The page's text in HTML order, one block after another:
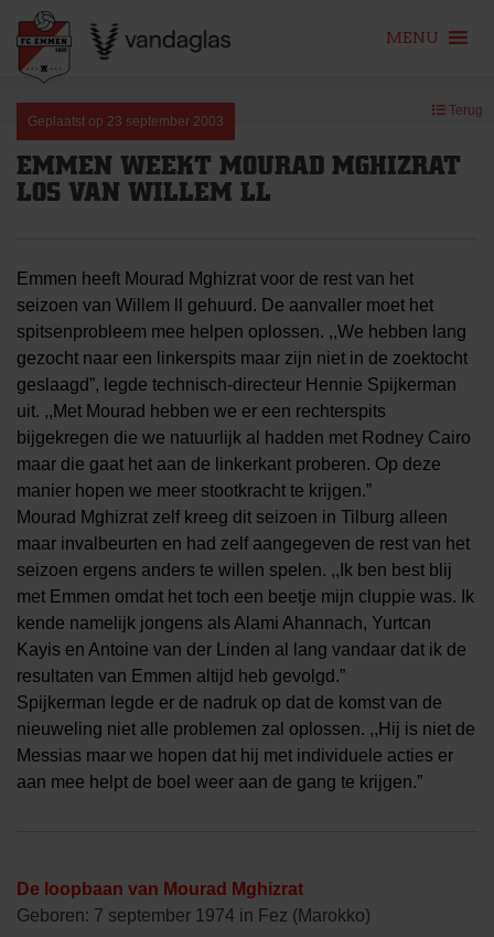
content
MENU
Geplaatst op 23 september 2003
Terug
EMMEN WEEKT MOURAD MGHIZRAT
LOS VAN WILLEM LL
Emmen heeft Mourad Mghizrat voor de rest van het
seizoen van Willem ll gehuurd. De aanvaller moet het
spitsenprobleem mee helpen oplossen. ,,We hebben lang
gezocht naar een linkerspits maar zijn niet in de zoektocht
geslaagd”, legde technisch-directeur Hennie Spijkerman
uit. ,,Met Mourad hebben we er een rechterspits
bijgekregen die we natuurlijk al hadden met Rodney Cairo
maar die gaat het aan de linkerkant proberen. Op deze
manier hopen we meer stootkracht te krijgen.”
Mourad Mghizrat zelf kreeg dit seizoen in Tilburg alleen
maar invalbeurten en had zelf aangegeven de rest van het
seizoen ergens anders te willen spelen. ,,Ik ben best blij
met Emmen omdat het toch een beetje mijn cluppie was. Ik
kende namelijk jongens als Alami Ahannach, Yurtcan
Kayis en Antoine van der Linden al lang vandaar dat ik de
resultaten van Emmen altijd heb gevolgd.”
Spijkerman legde er de nadruk op dat de komst van de
nieuweling niet alle problemen zal oplossen. ,,Hij is niet de
Messias maar we hopen dat hij met individuele acties er
aan mee helpt de boel weer aan de gang te krijgen.”
De loopbaan van Mourad Mghizrat
Geboren: 7 september 1974 in Fez (Marokko)